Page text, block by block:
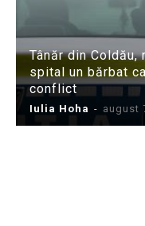
Tânăr din
spital un bărbat
conflict
Iulia Hoha - august